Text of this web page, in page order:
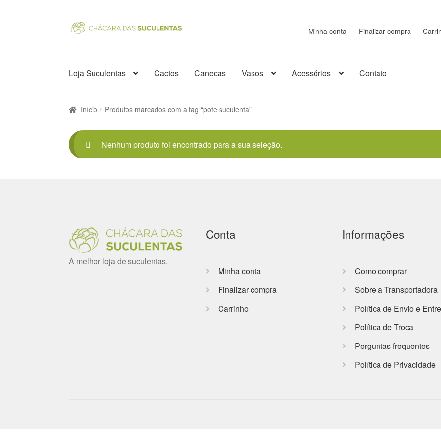
Pular
Pular
Minha conta Finalizar compra
Loja Suculentas Cactos Canecas Vasos Acessórios Contato
InícioAcessórios Cactos Canecas Carrinho Cerâmica
ERP SubscriptionFinalizar compraHomeInsumosKitsLojaMadeiraMinha contaMiniaturasPágina de
Perguntas frequentesPlacas de IdentificaçãoPlásticoPolítica de Envio e EntregaPolítica de Privacidade
Início Produtos marcados com a tag “pote suculenta”
Nenhum produto foi encontrado para a sua seleção.
A melhor loja de suculentas.
Conta
Minha conta
Finalizar compra
Carrinho
Informações
Como comprar
Sobre a Transportadora
Política de Envio e
Política de Troca
Perguntas frequentes
Política de Privacidade